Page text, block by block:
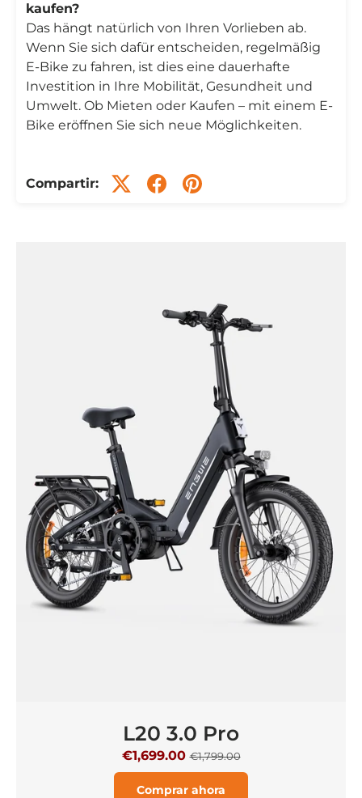
kaufen?
Das hängt natürlich von Ihren Vorlieben ab.
Wenn Sie sich dafür entscheiden, regelmäßig
E-Bike zu fahren, ist dies eine dauerhafte
Investition in Ihre Mobilität, Gesundheit und
Umwelt. Ob Mieten oder Kaufen – mit einem E-
Bike eröffnen Sie sich neue Möglichkeiten.
Compartir:
L20 3.0 Pro
€1,699.00€1,799.00
Comprar ahora